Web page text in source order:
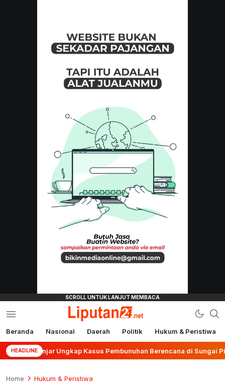
liputan24.net
Beranda Nasional Daerah Politik Hukum & Peristiwa
HEADLINE
Banjar Ungkap Kasus Pembunuhan Berencana di Sungai Pinang
Home Hukum & Peristiwa